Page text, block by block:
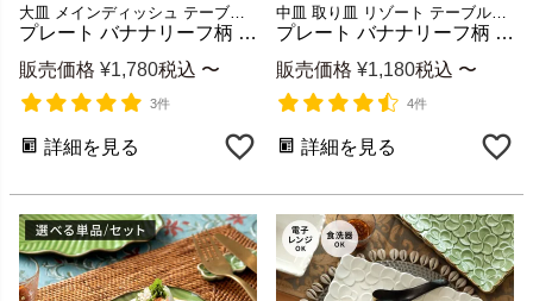
プレート バナナリーフ柄 Lサイズ セット 【1枚/2枚/5枚/10枚】 33.9cm グリーン 陶器製 食器 プレート リーフプレート リーフ皿 大皿 可愛い 家族 来客用 バリ島 リゾート ギフト プレゼント カフェ レストラン おしゃれ キッチン雑貨 アジアン 雑貨 アジアン雑貨 [66810]
販売価格 ¥1,780税込 〜
3件
詳細を見る
プレート バナナリーフ柄 Mサイズ セット 【1枚/2枚/5枚/10枚】 25.5cm グリーン 陶器製 食器 プレート リーフプレート リーフ皿 副菜 前菜 可愛い 家族 来客用 バリ島 リゾート ギフト カフェ レストラン おしゃれ キッチン雑貨 アジアン 雑貨 アジアン雑貨 [66809]
販売価格 ¥1,180税込 〜
4件
詳細を見る